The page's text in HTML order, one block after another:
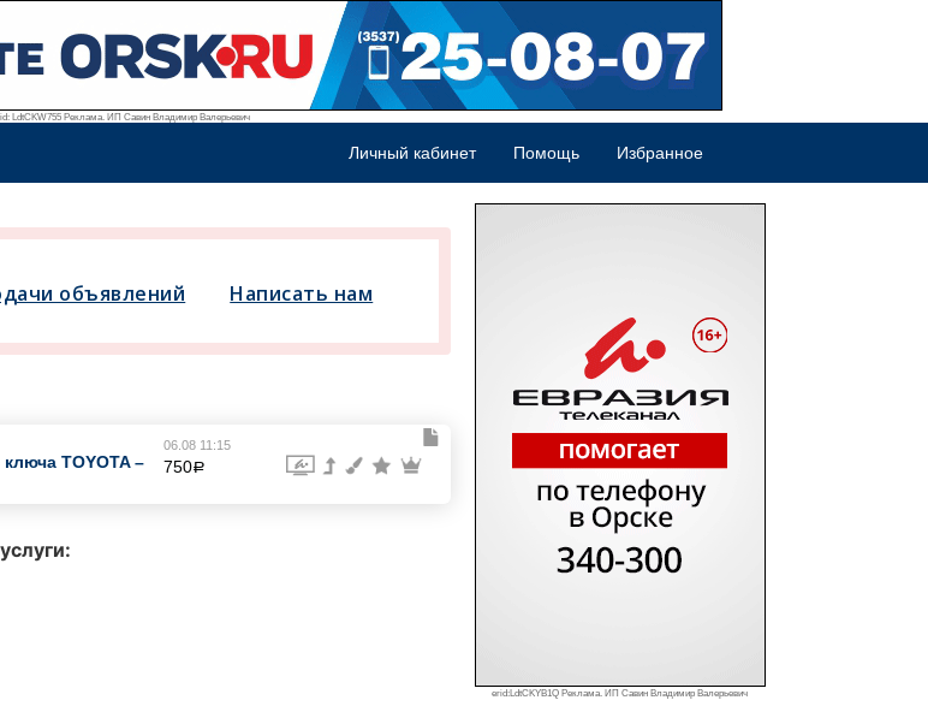
LdtCKW755 Реклама. ИП Савин Владимир Валерьевич
Личный кабинет Помощь Избранное
erid:LdtCKYB1Q Реклама. ИП Савин Владимир Валерьевич
объявлений Написать нам
TOYOTA –
06.08 11:15
750a